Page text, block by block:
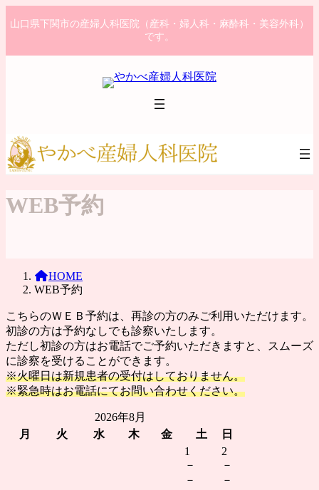
ン
ン
プ
ビ
ー
動
山口県下関市の産婦人科医院（産科・婦人科・麻酔科・美容外科）
です。
WEB予約
HOME
WEB予約
こちらのＷＥＢ予約は、再診の方のみご利用いただけます。
初診の方は予約なしでも診察いたします。
ただし初診の方はお電話でご予約いただきますと、スムーズ
に診察を受けることができます。
※火曜日は新規患者の受付はしておりません。
※緊急時はお電話にてお問い合わせください。
2026年8月
月
火 水 木 金 土
日
1
－
－
2
－
－